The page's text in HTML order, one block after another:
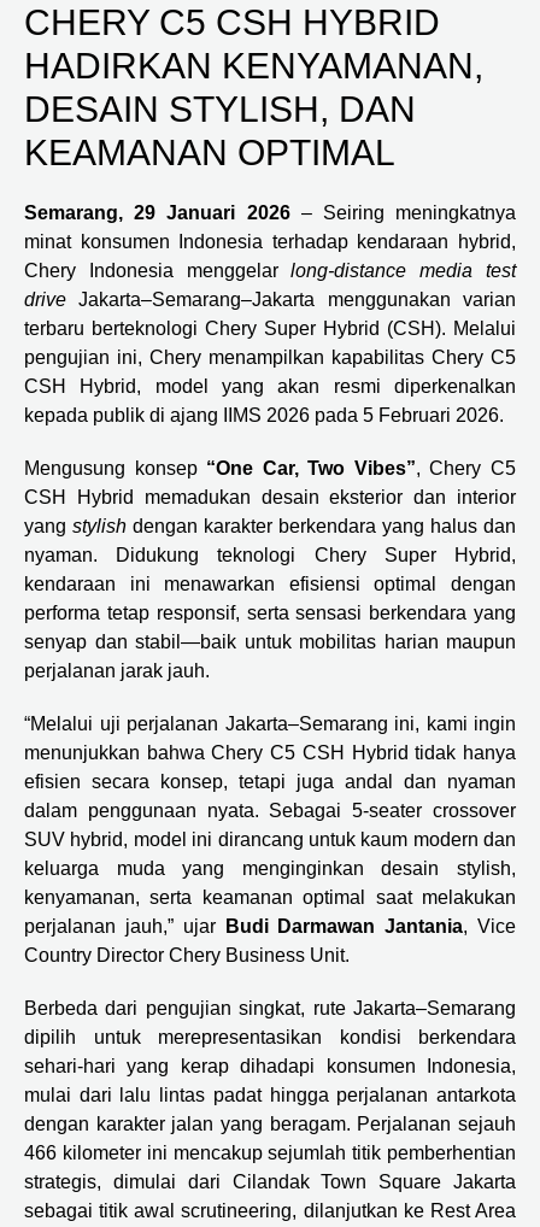
CHERY C5 CSH HYBRID
HADIRKAN KENYAMANAN,
DESAIN STYLISH, DAN
KEAMANAN OPTIMAL
Semarang, 29 Januari 2026– Seiring meningkatnya
minat konsumen Indonesia terhadap kendaraan hybrid,
Chery Indonesia menggelarlong-distance media test
drive Jakarta–Semarang–Jakarta menggunakan varian
terbaru berteknologi Chery Super Hybrid (CSH). Melalui
pengujian ini, Chery menampilkan kapabilitas Chery C5
CSH Hybrid, model yang akan resmi diperkenalkan
kepada publik di ajang IIMS 2026 pada 5 Februari 2026.
Mengusung konsep “One Car, Two Vibes”, Chery C5
CSH Hybrid memadukan desain eksterior dan interior
yang stylish dengan karakter berkendara yang halus dan
nyaman. Didukung teknologi Chery Super Hybrid,
kendaraan ini menawarkan efisiensi optimal dengan
performa tetap responsif, serta sensasi berkendara yang
senyap dan stabil—baik untuk mobilitas harian maupun
perjalanan jarak jauh.
“Melalui uji perjalanan Jakarta–Semarang ini, kami ingin
menunjukkan bahwa Chery C5 CSH Hybrid tidak hanya
efisien secara konsep, tetapi juga andal dan nyaman
dalam penggunaan nyata. Sebagai 5-seater crossover
SUV hybrid, model ini dirancang untuk kaum modern dan
keluarga muda yang menginginkan desain stylish,
kenyamanan, serta keamanan optimal saat melakukan
perjalanan jauh,” ujar
Budi Darmawan Jantania, Vice
Country Director Chery Business Unit.
Berbeda dari pengujian singkat, rute Jakarta–Semarang
dipilih untuk merepresentasikan kondisi berkendara
sehari-hari yang kerap dihadapi konsumen Indonesia,
mulai dari lalu lintas padat hingga perjalanan antarkota
dengan karakter jalan yang beragam. Perjalanan sejauh
466 kilometer ini mencakup sejumlah titik pemberhentian
strategis, dimulai dari Cilandak Town Square Jakarta
sebagai titik awal scrutineering, dilanjutkan ke Rest Area